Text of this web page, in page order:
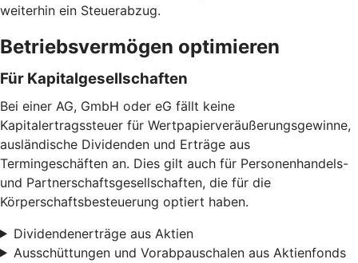
weiterhin ein Steuerabzug.
Betriebsvermögen optimieren
Für Kapitalgesellschaften
Bei einer AG, GmbH oder eG fällt keine
Kapitalertragssteuer für Wertpapierveräußerungsgewinne,
ausländische Dividenden und Erträge aus
Termingeschäften an. Dies gilt auch für Personenhandels-
und Partnerschaftsgesellschaften, die für die
Körperschaftsbesteuerung optiert haben.
Dividendenerträge aus Aktien
Ausschüttungen und Vorabpauschalen aus Aktienfonds